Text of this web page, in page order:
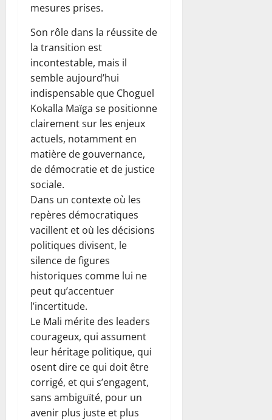
mesures prises.
Son rôle dans la réussite de
la transition est
incontestable, mais il
semble aujourd’hui
indispensable que Choguel
Kokalla Maïga se positionne
clairement sur les enjeux
actuels, notamment en
matière de gouvernance,
de démocratie et de justice
sociale.
Dans un contexte où les
repères démocratiques
vacillent et où les décisions
politiques divisent, le
silence de figures
historiques comme lui ne
peut qu’accentuer
l’incertitude.
Le Mali mérite des leaders
courageux, qui assument
leur héritage politique, qui
osent dire ce qui doit être
corrigé, et qui s’engagent,
sans ambiguïté, pour un
avenir plus juste et plus